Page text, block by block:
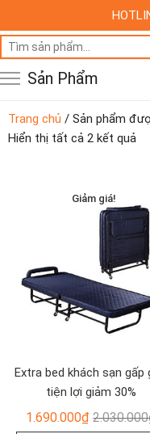
Sản Phẩm
Trang chủ / Sản phẩm
Hiển thị tất cả 2 kết quả
Giảm giá!
Extra bed khách sạn gấp
tiện lợi giảm 30%
2.030.000
1.690.000₫